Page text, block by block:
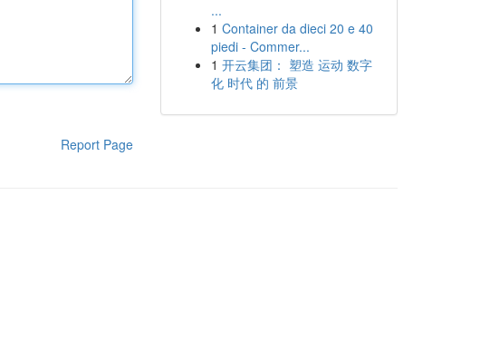
Report Page
...
1 Container da dieci 20 e 40
piedi - Commer...
1 开云集团： 塑造 运动 数字
化 时代 的 前景